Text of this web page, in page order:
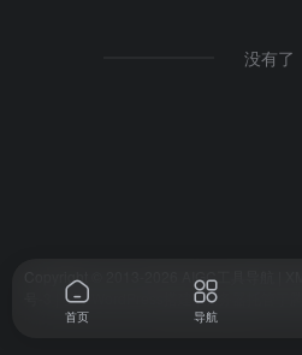
没有了
Copyright © 2013-2026 AIGC工具导航 |
号-3 | 基于WordPress搭建 | 服务器托管
首页 导航